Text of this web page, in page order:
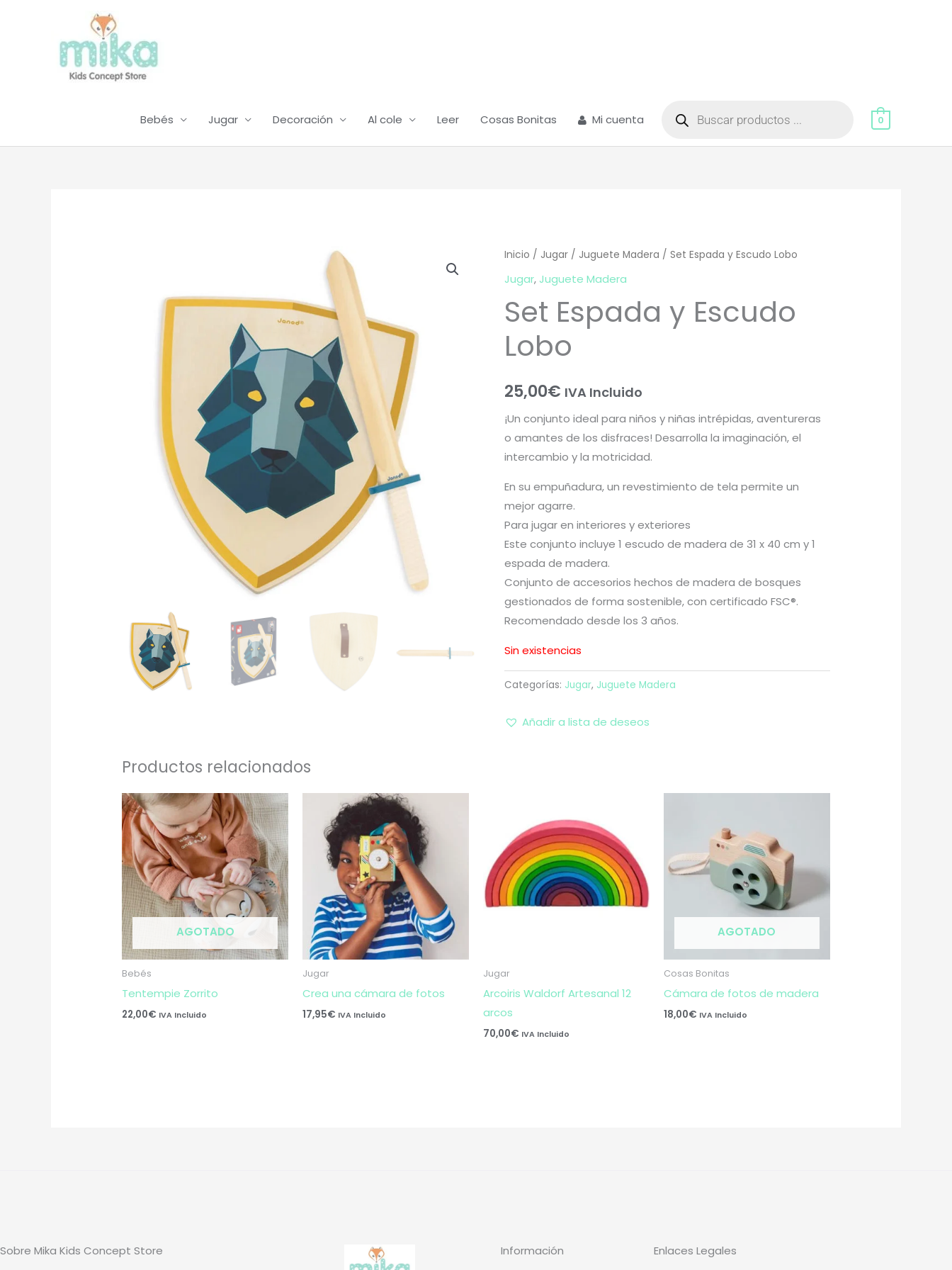
Bebés Jugar Decoración Al cole Leer Cosas Bonitas Mi cuenta productos 0
Inicio / Jugar / Juguete Madera / Set Espada y Escudo Lobo
Jugar, Juguete Madera
Set Espada y Escudo
Lobo
25,00€ IVA Incluido
¡Un conjunto ideal para niños y niñas intrépidas, aventureras
o amantes de los disfraces! Desarrolla la imaginación, el
intercambio y la motricidad.
En su empuñadura, un revestimiento de tela permite un
mejor agarre.
Para jugar en interiores y exteriores
Este conjunto incluye 1 escudo de madera de 31 x 40 cm y 1
espada de madera.
Conjunto de accesorios hechos de madera de bosques
gestionados de forma sostenible, con certificado FSC®.
Recomendado desde los 3 años.
Sin existencias
Categorías: Jugar, Juguete Madera
Añadir a lista de deseos
Productos relacionados
AGOTADO
Bebés
Tentempie Zorrito
22,00€ IVA Incluido
Jugar
Crea una cámara de fotos
17,95€ IVA Incluido
Jugar
Arcoiris Waldorf Artesanal 12
arcos
70,00€ IVA Incluido
AGOTADO
Cosas Bonitas
Cámara de fotos de madera
18,00€ IVA Incluido
Sobre Mika Kids Concept Store Información Enlaces Legales